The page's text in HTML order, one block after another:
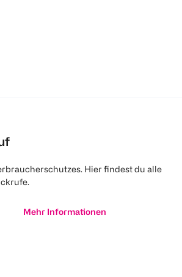
Hier findest du alle
Mehr Informationen